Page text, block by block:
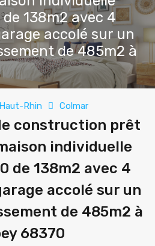
138m2 avec 4
accolé sur un
de 485m2 à
Haut-Rhin Colmar
construction prêt
individuelle
de 138m2 avec 4
accolé sur un
de 485m2 à
68370